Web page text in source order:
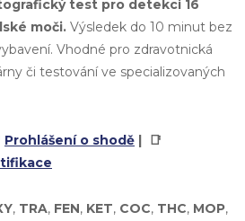
test pro detekci 16
moči. Výsledek do 10 minut bez
Vhodné pro zdravotnická
či testování ve specializovaných
Prohlášení o shodě | 📑
, TRA, FEN, KET, COC, THC, MOP,